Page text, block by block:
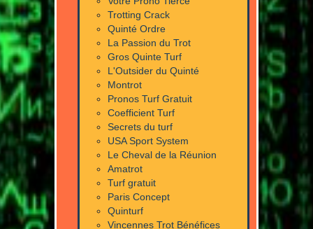
Trotting Crack
Quinté Ordre
La Passion du Trot
Gros Quinte Turf
L'Outsider du Quinté
Montrot
Pronos Turf Gratuit
Coefficient Turf
Secrets du turf
USA Sport System
Le Cheval de la Réunion
Amatrot
Turf gratuit
Paris Concept
Quinturf
Vincennes Trot Bénéfices